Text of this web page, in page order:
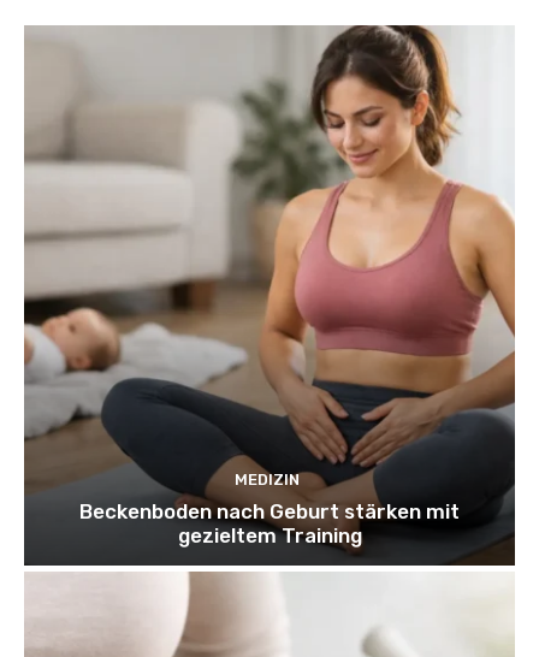
MEDIZIN
Beckenboden nach Geburt stärken mit
gezieltem Training